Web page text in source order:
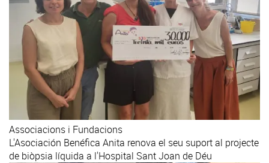
Associacions i Fundacions
L'Asociación Benéfica Anita renova el seu suport al projecte
de biòpsia líquida a l'Hospital Sant Joan de Déu